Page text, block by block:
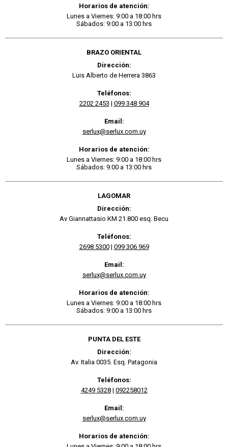
Horarios de atención:
Lunes a Viernes: 9:00 a 18:00 hrs
Sábados: 9:00 a 13:00 hrs
BRAZO ORIENTAL
Dirección:
Luis Alberto de Herrera 3863
Teléfonos:
2202 2453 | 099 348 904
Email:
serlux@serlux.com.uy
Horarios de atención:
Lunes a Viernes: 9:00 a 18:00 hrs
Sábados: 9:00 a 13:00 hrs
LAGOMAR
Dirección:
Av Giannattasio KM 21.800 esq. Becu
Teléfonos:
2698 5300| 099 306 969
Email:
serlux@serlux.com.uy
Horarios de atención:
Lunes a Viernes: 9:00 a 18:00 hrs
Sábados: 9:00 a 13:00 hrs
PUNTA DEL ESTE
Dirección:
Av. Italia 0035. Esq. Patagonia
Teléfonos:
4249 5328| 092258012
Email:
serlux@serlux.com.uy
Horarios de atención: